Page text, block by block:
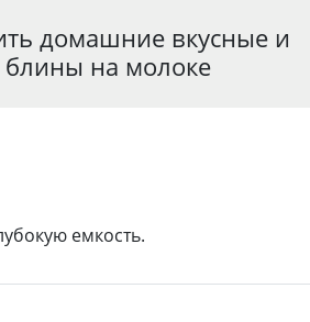
домашние вкусные и
блины на молоке
емкость.